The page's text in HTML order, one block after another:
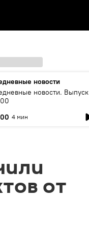
новости
новости. Выпуск
4 мин
от